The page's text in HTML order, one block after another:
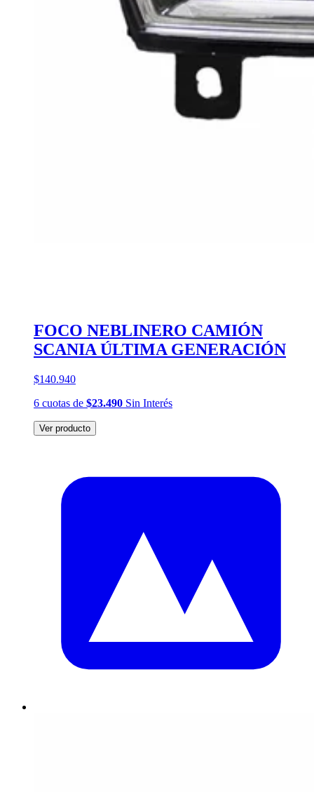
FOCO NEBLINERO CAMIÓN
SCANIA ÚLTIMA GENERACIÓN
$140.940
6 cuotas de $23.490 Sin Interés
Ver producto